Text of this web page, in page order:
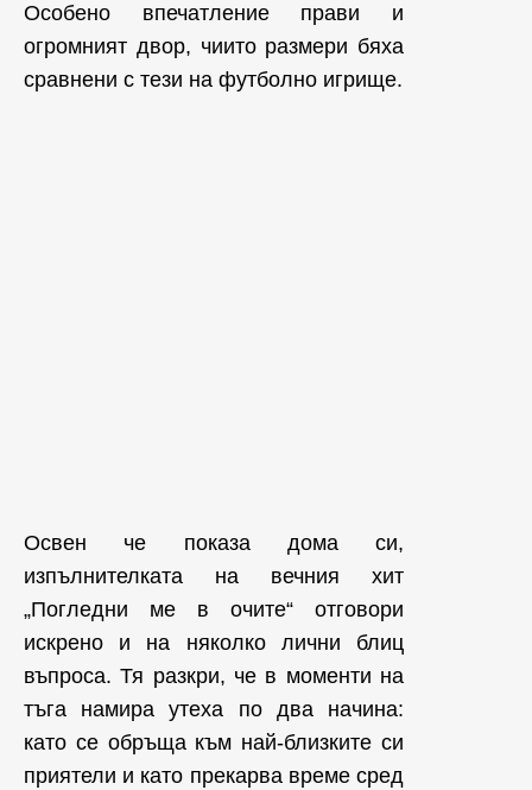
Особено впечатление прави и
огромният двор, чиито размери бяха
сравнени с тези на футболно игрище.
Освен че показа дома си,
изпълнителката на вечния хит
„Погледни ме в очите“ отговори
искрено и на няколко лични блиц
въпроса. Тя разкри, че в моменти на
тъга намира утеха по два начина:
като се обръща към най-близките си
приятели и като прекарва време сред